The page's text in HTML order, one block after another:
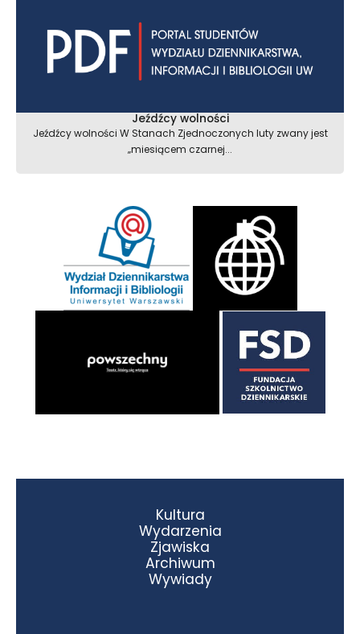
Jeźdźcy wolności
Jeźdźcy wolności W Stanach Zjednoczonych luty zwany jest
„miesiącem czarnej...
Kultura
Wydarzenia
Zjawiska
Archiwum
Wywiady